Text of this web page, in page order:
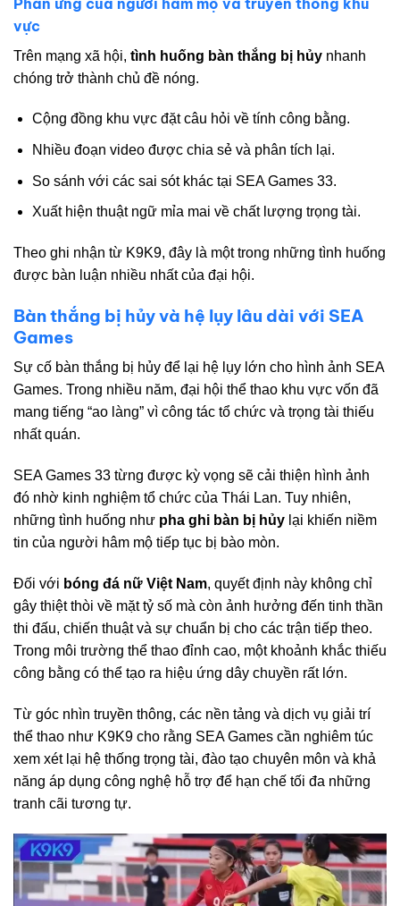
vực
Trên mạng xã hội, tình huống bàn thắng bị hủy nhanh
chóng trở thành chủ đề nóng.
Cộng đồng khu vực đặt câu hỏi về tính công bằng.
Nhiều đoạn video được chia sẻ và phân tích lại.
So sánh với các sai sót khác tại SEA Games 33.
Xuất hiện thuật ngữ mỉa mai về chất lượng trọng tài.
Theo ghi nhận từ K9K9, đây là một trong những tình huống
được bàn luận nhiều nhất của đại hội.
Bàn thắng bị hủy và hệ lụy lâu dài với SEA
Games
Sự cố bàn thắng bị hủy để lại hệ lụy lớn cho hình ảnh SEA
Games. Trong nhiều năm, đại hội thể thao khu vực vốn đã
mang tiếng “ao làng” vì công tác tổ chức và trọng tài thiếu
nhất quán.
SEA Games 33 từng được kỳ vọng sẽ cải thiện hình ảnh
đó nhờ kinh nghiệm tổ chức của Thái Lan. Tuy nhiên,
những tình huống như pha ghi bàn bị hủy lại khiến niềm
tin của người hâm mộ tiếp tục bị bào mòn.
Đối với bóng đá nữ Việt Nam, quyết định này không chỉ
gây thiệt thòi về mặt tỷ số mà còn ảnh hưởng đến tinh thần
thi đấu, chiến thuật và sự chuẩn bị cho các trận tiếp theo.
Trong môi trường thể thao đỉnh cao, một khoảnh khắc thiếu
công bằng có thể tạo ra hiệu ứng dây chuyền rất lớn.
Từ góc nhìn truyền thông, các nền tảng và dịch vụ giải trí
thể thao như K9K9 cho rằng SEA Games cần nghiêm túc
xem xét lại hệ thống trọng tài, đào tạo chuyên môn và khả
năng áp dụng công nghệ hỗ trợ để hạn chế tối đa những
tranh cãi tương tự.